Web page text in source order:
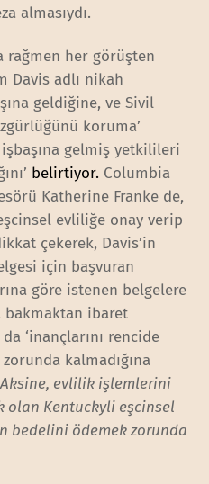
almasıydı.
rağmen her görüşten
Davis adlı nikah
geldiğine, ve Sivil
koruma’
gelmiş yetkilileri
belirtiyor. Columbia
Katherine Franke de,
evliliğe onay verip
çekerek, Davis’in
için başvuran
göre istenen belgelere
bakmaktan ibaret
‘inançlarını rencide
kalmadığına
Aksine, evlilik işlemlerini
olan Kentuckyli eşcinsel
bedelini ödemek zorunda